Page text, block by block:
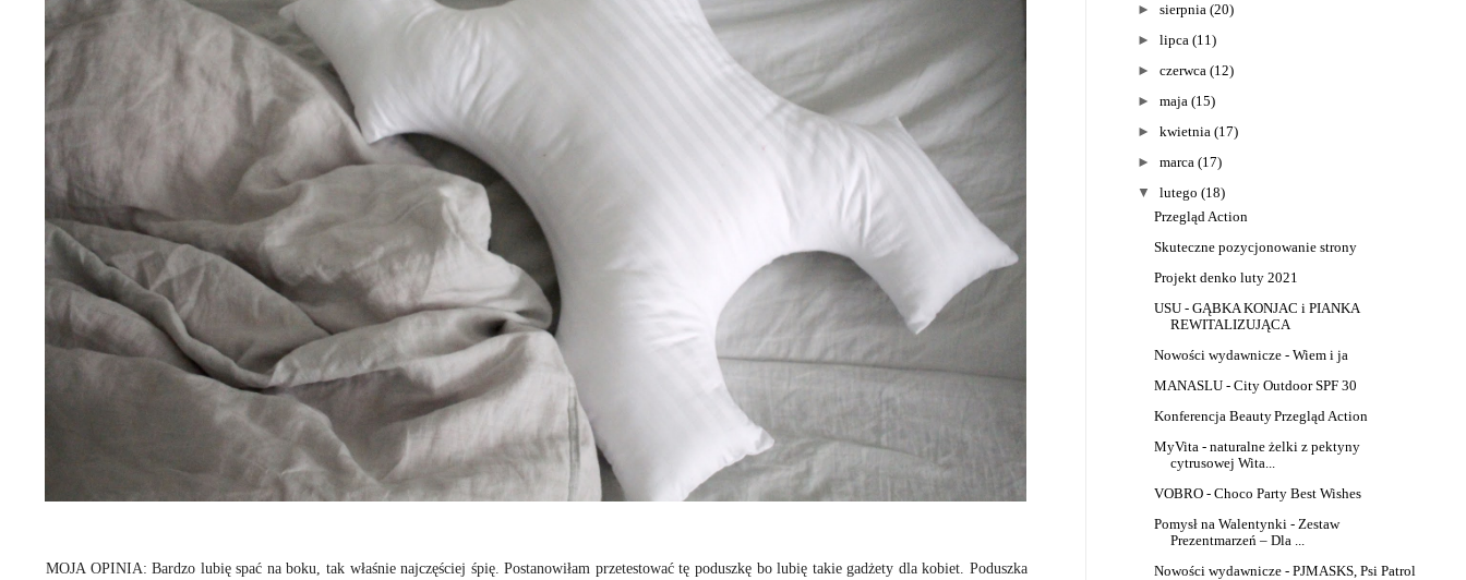
MOJA OPINIA: Bardzo lubię spać na boku, tak właśnie najczęściej śpię. Postanowiłam przetestować tę poduszkę bo lubię takie gadżety dla kobiet. Poduszka
► sierpnia (20)
► lipca (11)
► czerwca (12)
► maja (15)
► kwietnia (17)
► marca (17)
▼
lutego (18)
Przegląd Action
Skuteczne pozycjonowanie strony
Projekt denko luty 2021
USU - GĄBKA KONJAC i PIANKA
REWITALIZUJĄCA
Nowości wydawnicze - Wiem i ja
MANASLU - City Outdoor SPF 30
Konferencja BeautyPrzegląd Action
MyVita - naturalne żelki z pektyny
cytrusowej Wita...
VOBRO - Choco Party Best Wishes
Pomysł na Walentynki - Zestaw
Prezentmarzeń – Dla ...
Nowości wydawnicze - PJMASKS, Psi Patrol